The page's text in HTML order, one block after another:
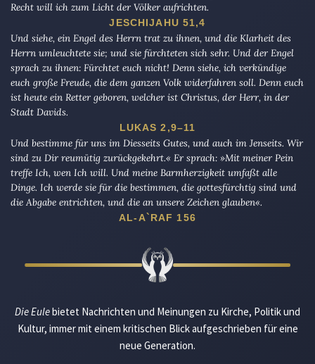
Recht will ich zum Licht der Völker aufrichten.
JESCHIJAHU 51,4
Und siehe, ein Engel des Herrn trat zu ihnen, und die Klarheit des
Herrn umleuchtete sie; und sie fürchteten sich sehr. Und der Engel
sprach zu ihnen: Fürchtet euch nicht! Denn siehe, ich verkündige
euch große Freude, die dem ganzen Volk widerfahren soll. Denn euch
ist heute ein Retter geboren, welcher ist Christus, der Herr, in der
Stadt Davids.
LUKAS 2,9–11
Und bestimme für uns im Diesseits Gutes, und auch im Jenseits. Wir
sind zu Dir reumütig zurückgekehrt.« Er sprach: »Mit meiner Pein
treffe Ich, wen Ich will. Und meine Barmherzigkeit umfaßt alle
Dinge. Ich werde sie für die bestimmen, die gottesfürchtig sind und
die Abgabe entrichten, und die an unsere Zeichen glauben«.
AL-A`RAF 156
Die Eulebietet Nachrichten und Meinungen zu Kirche, Politik und
Kultur, immer mit einem kritischen Blick aufgeschrieben für eine
neue Generation.